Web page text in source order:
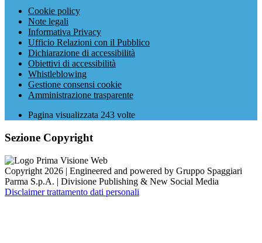
Cookie policy
Note legali
Informativa Privacy
Ufficio Relazioni con il Pubblico
Dichiarazione di accessibilità
Obiettivi di accessibilità
Whistleblowing
Gestione consensi cookie
Amministrazione trasparente
Pagina visualizzata 243 volte
Sezione Copyright
Copyright 2026 | Engineered and powered by Gruppo Spaggiari
Parma S.p.A. | Divisione Publishing & New Social Media
Disclaimer trattamento dati personali